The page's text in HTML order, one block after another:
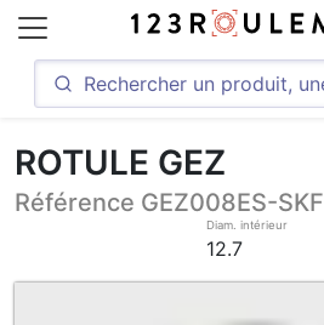
ROTULE GEZ
Référence GEZ008ES-SKF
Diam. intérieur
12.7